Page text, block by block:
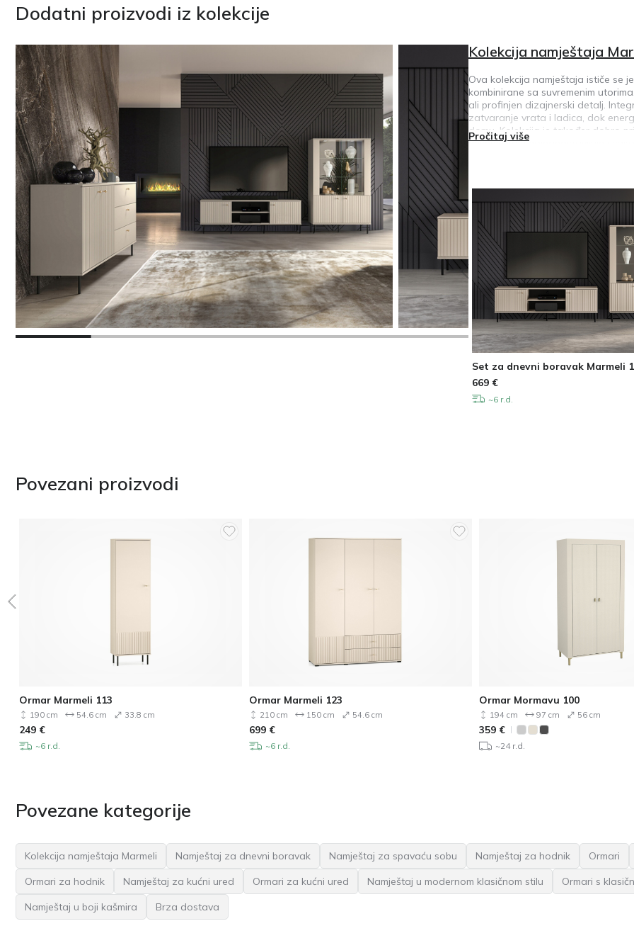
Dodatni proizvodi iz kolekcije
Kolekcija namještaja
Ova kolekcija namještaja ističe se
kombinirane sa suvremenim
ali profinjen dizajnerski detalj.
zatvaranje vrata i ladica, dok
domu. Kolekcija je također dobro
rješenje koje pojednostavljuje
Pročitaj više
Set za dnevni boravak Marmeli
669 €
~6 r.d.
Povezani proizvodi
Ormar Marmeli 113
190 cm 54.6 cm 33.8 cm
249 €
~6 r.d.
Ormar Marmeli 123
210 cm 150 cm 54.6 cm
699 €
~6 r.d.
Ormar Mormavu 100
194 cm 97 cm 56 cm
359 €
~24 r.d.
Povezane kategorije
Kolekcija namještaja Marmeli Namještaj za dnevni boravak Namještaj za spavaću sobu Namještaj za hodnik Ormari
Ormari za hodnik
Namještaj za kućni ured Ormari za kućni ured Namještaj u modernom klasičnom stilu Ormari s
Namještaj u boji kašmira
Brza dostava